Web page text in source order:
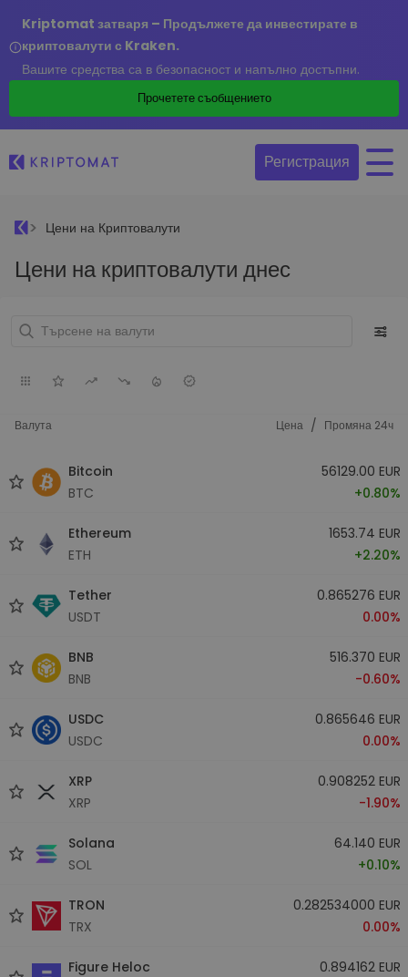
Kriptomat затваря – Продължете да инвестирате в
криптовалути с Kraken.
Вашите средства са в безопасност и напълно достъпни.
Прочетете съобщението
Регистрация
Цени на Криптовалути
Цени на криптовалути днес
Валута Цена / Промяна 24ч
Bitcoin
BTC
56129.00 EUR
+0.80%
Ethereum
ETH
1653.74 EUR
+2.20%
Tether
USDT
0.865276 EUR
0.00%
BNB
BNB
516.370 EUR
-0.60%
USDC
USDC
0.865646 EUR
0.00%
XRP
XRP
0.908252 EUR
-1.90%
Solana
SOL
64.140 EUR
+0.10%
TRON
TRX
0.282534000 EUR
0.00%
Figure Heloc
0.894162 EUR